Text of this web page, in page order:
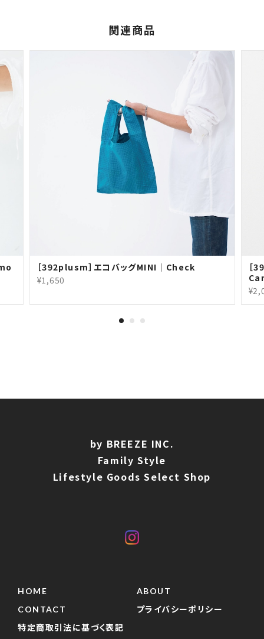
関連商品
［392plusm］エコバッグMINI｜Check
¥1,650
［
by BREEZE INC.
Family Style
Lifestyle Goods Select Shop
HOME
ABOUT
CONTACT
プライバシーポリシー
特定商取引法に基づく表記